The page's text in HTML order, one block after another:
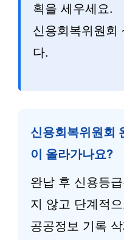
획을 세우세요.
신용회복위원회
다.
신용회복위원회
이 올라가나요?
완납 후 신용등
지 않고 단계적
공공정보 기록